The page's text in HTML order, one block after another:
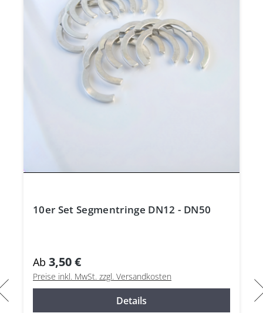
10er Set Segmentringe DN12 - DN50
Ab 3,50 €
Preise inkl. MwSt. zzgl. Versandkosten
Details